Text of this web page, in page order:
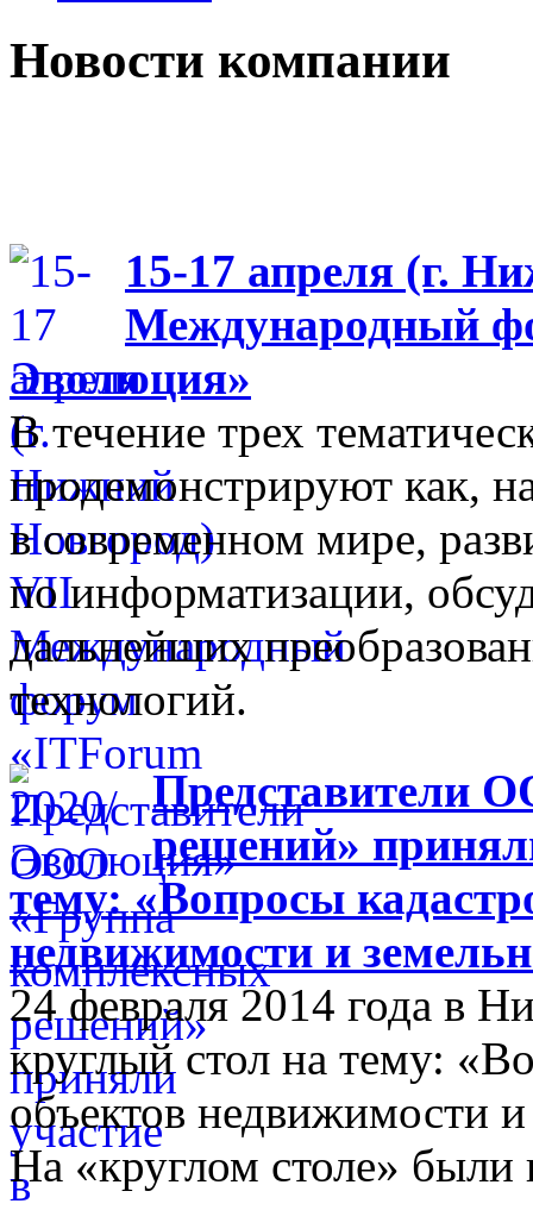
Новости компании
15-17 апреля (г.
Международный
Эволюция»
В течение трех
продемонстрируют как,
в современном мире,
по информатизации,
дальнейших
технологий.
Представители
решений»
тему: «Вопросы
недвижимости и
24 февраля 2014 года в
круглый стол на тему:
объектов недвижимости
На «круглом столе»